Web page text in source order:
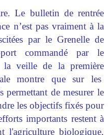
Le bulletin de rentrée
n’est pas vraiment à la
par le Grenelle de
commandé par le
la veille de la première
montre que sur les
permettant de mesurer le
les objectifs fixés pour
importants restent à
l'agriculture biologique,